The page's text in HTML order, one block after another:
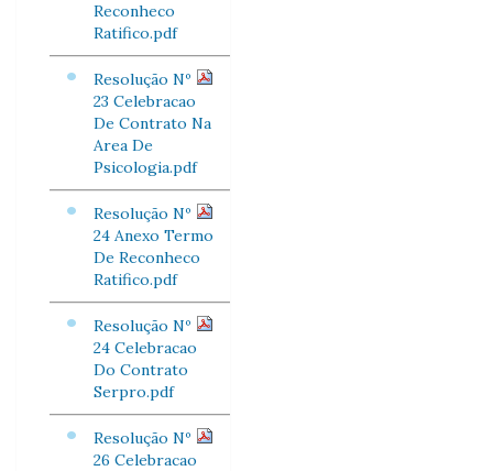
Reconheco
Ratifico.pdf
Resolução Nº
23 Celebracao
De Contrato Na
Area De
Psicologia.pdf
Resolução Nº
24 Anexo Termo
De Reconheco
Ratifico.pdf
Resolução Nº
24 Celebracao
Do Contrato
Serpro.pdf
Resolução Nº
26 Celebracao